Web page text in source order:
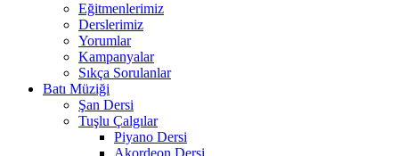
Eğitmenlerimiz
Derslerimiz
Yorumlar
Kampanyalar
Sıkça Sorulanlar
Batı Müziği
Şan Dersi
Tuşlu Çalgılar
Piyano Dersi
Akordeon Dersi